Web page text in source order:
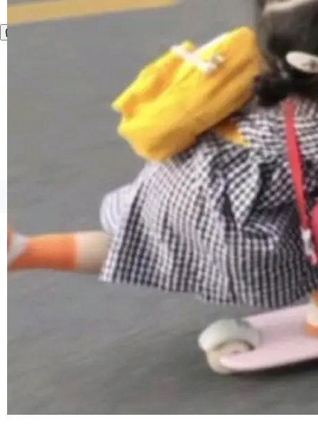
具、读写文件、管理上下文、处理错误、完成闭
环。崔添翼招人的标...
量大小，将能力推进到4K、更精细的真实质感、
更复杂的视觉控制和可持续迭代编辑。 相比 U
1，U1.5-Lite-Preview 在以下方向上带来了显著
提升： 原生支持4K图像生成； 更精细的局部纹
理、细节与真实世界质感； 更准确的中英文文字
生成与复杂版式组织； 更稳定的图...
©OSCHINA(OSChina.NET) 京ICP备2025119063号